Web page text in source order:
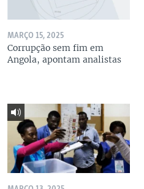
MARÇO 15, 2025
Corrupção sem fim em
Angola, apontam analistas